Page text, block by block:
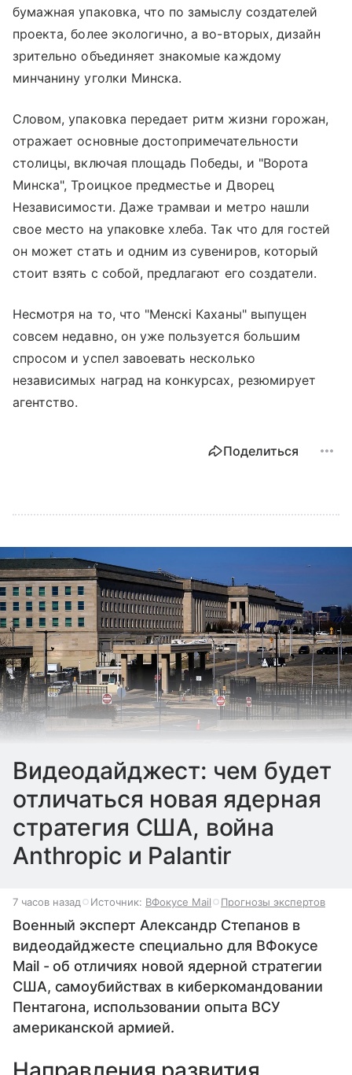
бумажная упаковка, что по замыслу создателей
проекта, более экологично, а во-вторых, дизайн
зрительно объединяет знакомые каждому
минчанину уголки Минска.
Словом, упаковка передает ритм жизни горожан,
отражает основные достопримечательности
столицы, включая площадь Победы, и "Ворота
Минска", Троицкое предместье и Дворец
Независимости. Даже трамваи и метро нашли
свое место на упаковке хлеба. Так что для гостей
он может стать и одним из сувениров, который
стоит взять с собой, предлагают его создатели.
Несмотря на то, что "Менскi Каханы" выпущен
совсем недавно, он уже пользуется большим
спросом и успел завоевать несколько
независимых наград на конкурсах, резюмирует
агентство.
Поделиться
Видеодайджест: чем будет
отличаться новая ядерная
стратегия США, война
Anthropic и Palantir
7 часов назад Источник: ВФокусе Mail Прогнозы экспертов
Военный эксперт Александр Степанов в
видеодайджесте специально для ВФокусе
Mail - об отличиях новой ядерной стратегии
США, самоубийствах в киберкомандовании
Пентагона, использовании опыта ВСУ
американской армией.